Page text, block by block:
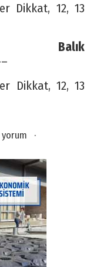
Dikkat, 12, 13
Balık
Dikkat, 12, 13
yorum ·